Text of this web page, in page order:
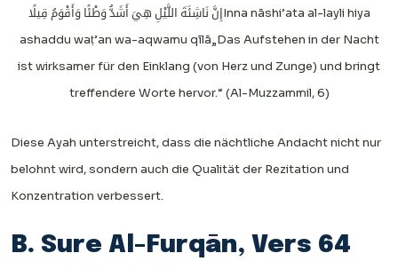
إِنَّ نَاشِئَةَ اللَّيْلِ هِيَ أَشَدُّ وَطْئًا وَأَقْوَمُ قِيلًاInna nāshi’ata al-layli hiya
ashaddu waṭ’an wa-aqwamu qīlā„Das Aufstehen in der Nacht
ist wirksamer für den Einklang (von Herz und Zunge) und bringt
treffendere Worte hervor.“ (Al-Muzzammil, 6)
Diese Ayah unterstreicht, dass die nächtliche Andacht nicht nur
belohnt wird, sondern auch die Qualität der Rezitation und
Konzentration verbessert.
B. Sure Al-Furqān, Vers 64